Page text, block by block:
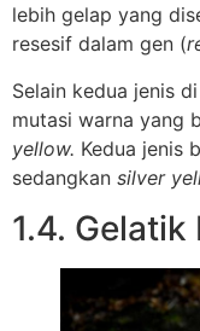
lebih gelap yang
resesif dalam gen (
Selain kedua jenis
mutasi warna yang
yellow. Kedua jenis
sedangkan silver
1.4. Gelatik